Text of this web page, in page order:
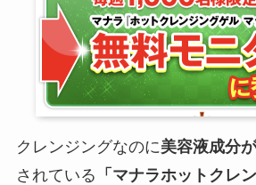
クレンジングなのに美容液成分
されている 「マナラホットクレ